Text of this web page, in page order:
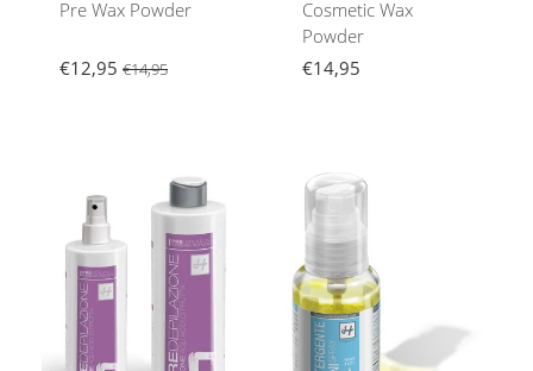
Pre Wax Powder
€12,95 €14,95
Cosmetic Wax
Powder
€14,95